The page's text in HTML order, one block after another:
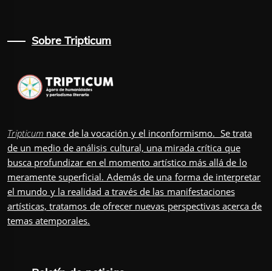
Sobre Tripticum
Tripticum nace de la vocación y el inconformismo. Se trata
de un medio de análisis cultural, una mirada crítica que
busca profundizar en el momento artístico más allá de lo
meramente superficial. Además de una forma de interpretar
el mundo y la realidad a través de las manifestaciones
artísticas, tratamos de ofrecer nuevas perspectivas acerca de
temas atemporales.